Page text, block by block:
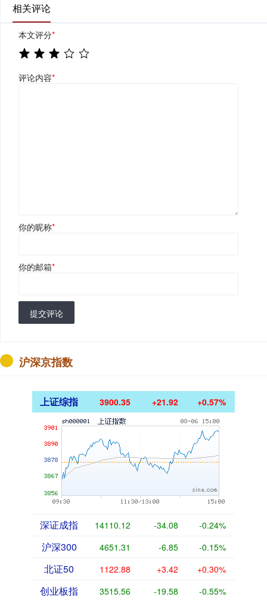
相关评论
本文评分*
评论内容*
你的昵称*
你的邮箱*
提交评论
沪深京指数
上证综指 3900.35 +21.92 +0.57%
深证成指 14110.12 -34.08 -0.24%
沪深300 4651.31 -6.85 -0.15%
北证50 1122.88 +3.42 +0.30%
创业板指 3515.56 -19.58 -0.55%